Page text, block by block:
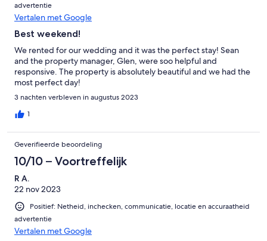
advertentie
Vertalen met Google
Best weekend!
We rented for our wedding and it was the perfect stay! Sean
and the property manager, Glen, were soo helpful and
responsive. The property is absolutely beautiful and we had the
most perfect day!
3 nachten verbleven in augustus 2023
1
Geverifieerde beoordeling
10/10 – Voortreffelijk
R A.
22 nov 2023
Positief: Netheid, inchecken, communicatie, locatie en accuraatheid
advertentie
Vertalen met Google